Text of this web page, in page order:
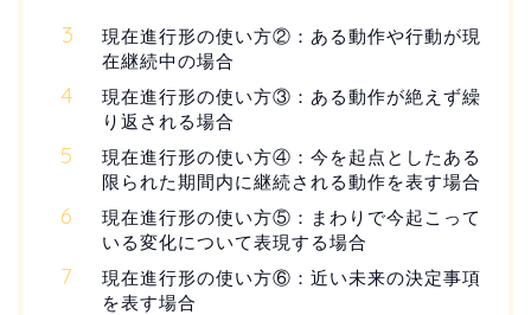
現在進行形の使い方②：ある動作や行動が現
在継続中の場合
現在進行形の使い方③：ある動作が絶えず繰
り返される場合
現在進行形の使い方④：今を起点としたある
限られた期間内に継続される動作を表す場合
現在進行形の使い方⑤：まわりで今起こって
いる変化について表現する場合
現在進行形の使い方⑥：近い未来の決定事項
を表す場合